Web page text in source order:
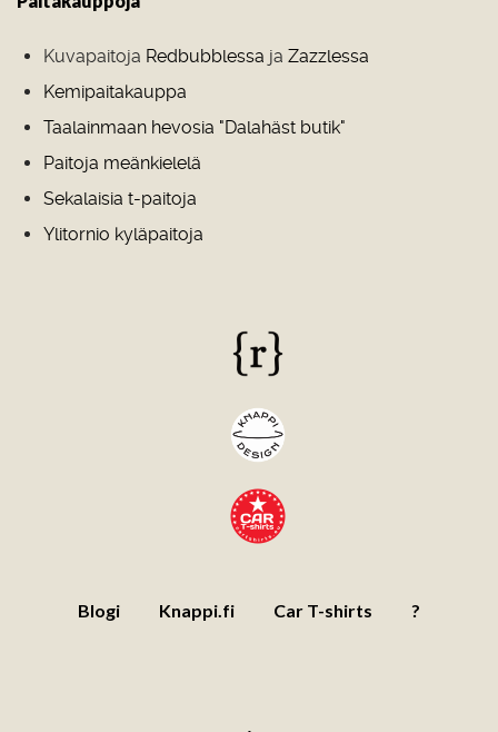
Kuvapaitoja Redbubblessa ja Zazzlessa
Kemipaitakauppa
Taalainmaan hevosia "Dalahäst butik"
Paitoja meänkielelä
Sekalaisia t-paitoja
Ylitornio kyläpaitoja
Blogi Knappi.fi Car T-shirts ?